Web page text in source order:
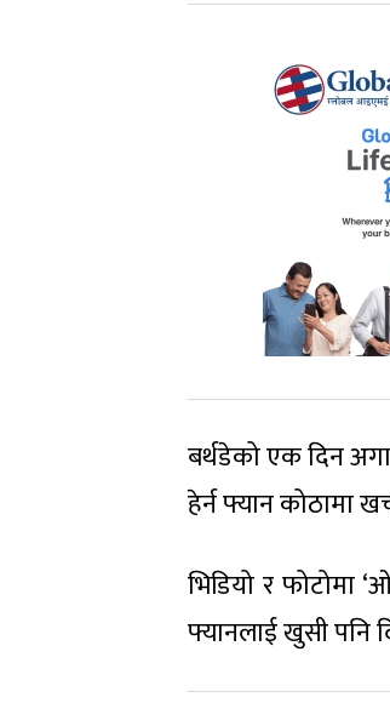
बर्थडेको एक दिन
हेर्न फ्यान कोठामा
भिडियो र फोटोमा
फ्यानलाई खुसी पनि